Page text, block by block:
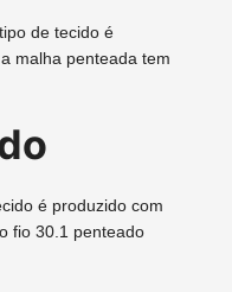
de tecido é
malha penteada tem
é produzido com
fio 30.1 penteado